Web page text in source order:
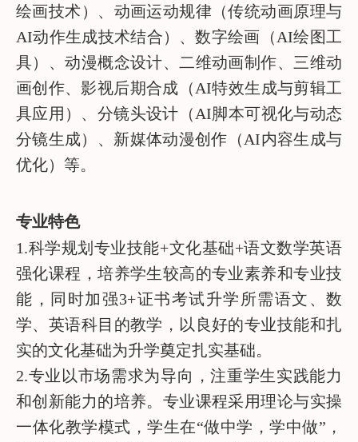
绘画技术）、动画运动规律（传统动画原理与
AI动作生成技术结合）、数字绘画（AI绘图工
具）、动漫概念设计、二维动画制作、三维动
画创作、影视后期合成（AI特效生成与剪辑工
具应用）、分镜头设计（AI脚本可视化与动态
分镜生成）、新媒体动漫创作（AI内容生成与
优化）等。
专业特色
1.科学规划专业技能+文化基础+语文数学英语
强化课程，培养学生较高的专业素养和专业技
能，同时加强3+证书考试升学所需语文、数
学、英语科目的教学，以良好的专业技能和扎
实的文化基础为升学奠定扎实基础。
2.专业以市场需求为导向，注重学生实践能力
和创新能力的培养。专业课程采用理论与实操
一体化教学模式，学生在“做中学，学中做”，